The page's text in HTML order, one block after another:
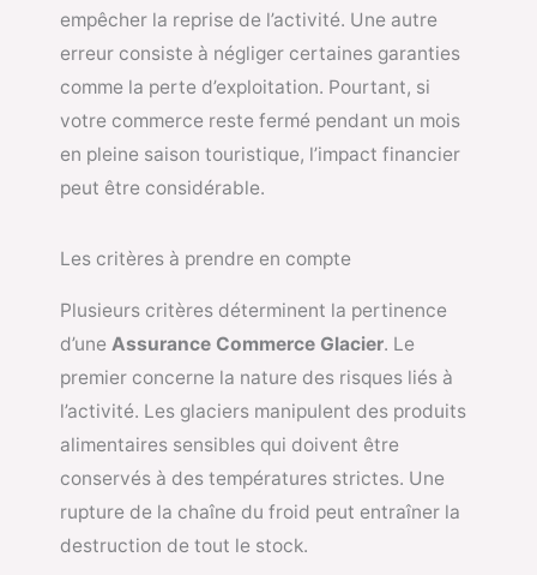
empêcher la reprise de l’activité. Une autre
erreur consiste à négliger certaines garanties
comme la perte d’exploitation. Pourtant, si
votre commerce reste fermé pendant un mois
en pleine saison touristique, l’impact financier
peut être considérable.
Les critères à prendre en compte
Plusieurs critères déterminent la pertinence
d’une Assurance Commerce Glacier. Le
premier concerne la nature des risques liés à
l’activité. Les glaciers manipulent des produits
alimentaires sensibles qui doivent être
conservés à des températures strictes. Une
rupture de la chaîne du froid peut entraîner la
destruction de tout le stock.